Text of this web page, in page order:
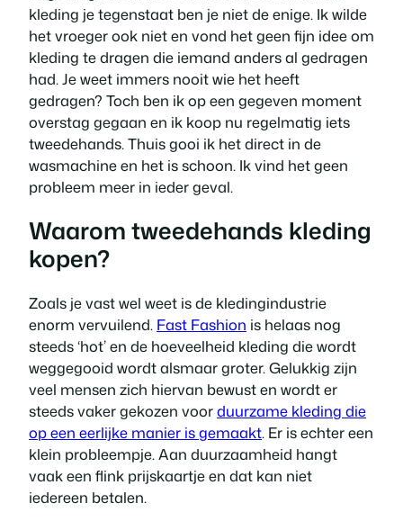
kleding je tegenstaat ben je niet de enige. Ik wilde
het vroeger ook niet en vond het geen fijn idee om
kleding te dragen die iemand anders al gedragen
had. Je weet immers nooit wie het heeft
gedragen? Toch ben ik op een gegeven moment
overstag gegaan en ik koop nu regelmatig iets
tweedehands. Thuis gooi ik het direct in de
wasmachine en het is schoon. Ik vind het geen
probleem meer in ieder geval.
Waarom tweedehands kleding
kopen?
Zoals je vast wel weet is de kledingindustrie
enorm vervuilend. Fast Fashion is helaas nog
steeds ‘hot’ en de hoeveelheid kleding die wordt
weggegooid wordt alsmaar groter. Gelukkig zijn
veel mensen zich hiervan bewust en wordt er
steeds vaker gekozen voorduurzame kleding die
op een eerlijke manier is gemaakt. Er is echter een
klein probleempje. Aan duurzaamheid hangt
vaak een flink prijskaartje en dat kan niet
iedereen betalen.